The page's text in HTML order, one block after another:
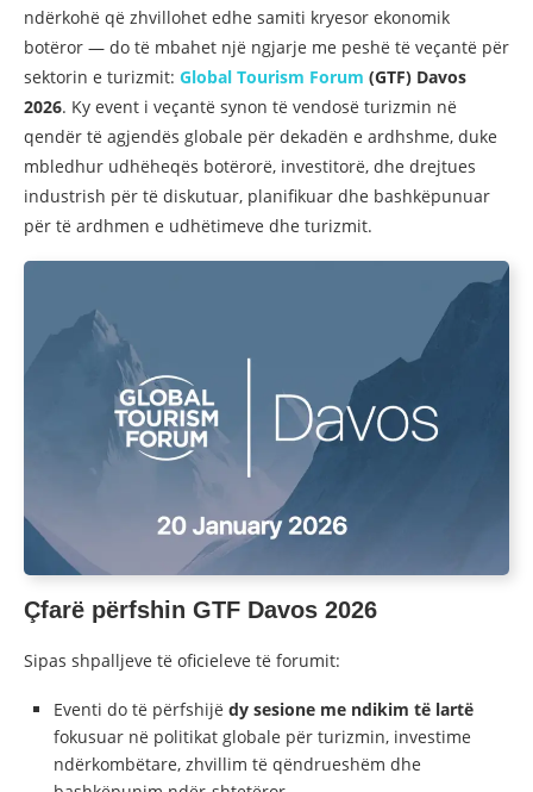
ndërkohë që zhvillohet edhe samiti kryesor ekonomik
botëror — do të mbahet një ngjarje me peshë të veçantë për
sektorin e turizmit: Global Tourism Forum (GTF) Davos
2026. Ky event i veçantë synon të vendosë turizmin në
qendër të agjendës globale për dekadën e ardhshme, duke
mbledhur udhëheqës botërorë, investitorë, dhe drejtues
industrish për të diskutuar, planifikuar dhe bashkëpunuar
për të ardhmen e udhëtimeve dhe turizmit.
Çfarë përfshin GTF Davos 2026
Sipas shpalljeve të oficieleve të forumit:
Eventi do të përfshijë dy sesione me ndikim të lartë
fokusuar në politikat globale për turizmin, investime
ndërkombëtare, zhvillim të qëndrueshëm dhe